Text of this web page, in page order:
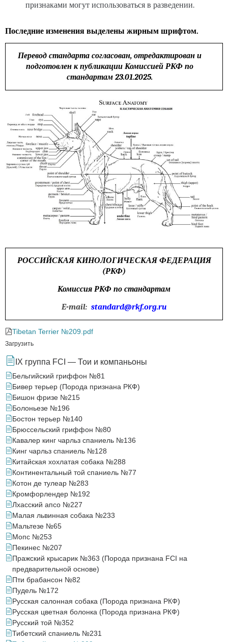
признаками могут использоваться в разведении.
Последние изменения выделены жирным шрифтом.
Перевод стандарта согласован, отредактирован и
подготовлен к публикации Комиссией РКФ по
стандартам 23.01.2025.
РОССИЙСКАЯ КИНОЛОГИЧЕСКАЯ ФЕДЕРАЦИЯ
(РКФ)
Комиссия РКФ по стандартам
E-mail: standard@rkf.org.ru
Tibetan Terrier №209.pdf
Загрузить
IX группа FCI — Тои и компаньоны
Бельгийский гриффон №81
Бивер терьер (Порода признана РКФ)
Бишон фризе №215
Болоньезе №196
Бостон терьер №140
Брюссельский гриффон №80
Кавалер кинг чарльз спаниель №136
Кинг чарльз спаниель №128
Китайская хохлатая собака №288
Континентальный той спаниель №77
Котон де тулеар №283
Кромфорлендер №192
Лхасский апсо №227
Малая львинная собака №233
Мальтезе №65
Мопс №253
Пекинес №207
Пражский крысарик №363 (Порода признана FCI на
предварительной основе)
Пти брабансон №82
Пудель №172
Русская салонная собака (Порода признана РКФ)
Русская цветная болонка (Порода признана РКФ)
Русский той №352
Тибетский спаниель №231